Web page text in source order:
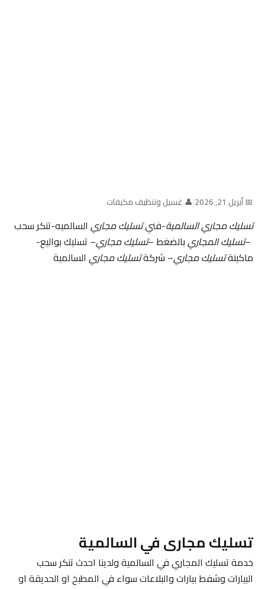
📅 أبريل 21, 2026 |👤 غسيل وتنظيف مكيفات
تسليك مجاري السالمية-فنيتسليك مجاريالسالميه-تنكر سحب
تسليك المجاريبالضغط –تسليك مجاري– تسليك بواليع-
ماكينةتسليك مجاري– شركةتسليك مجاريالسالمية
تسليك مجارى في السالمية
خدمة تسليك المجاري في السالمية ولدينا احدث تنكر سحب
البيارات وشفط بيارات والبلاعات سواء في المطبخ او الحديقة او